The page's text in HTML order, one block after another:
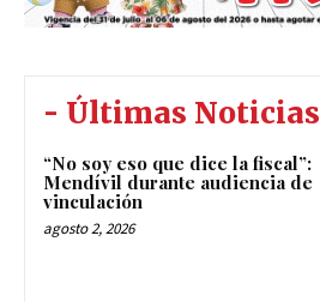
- Últimas Noticias
“No soy eso que dice la fiscal”:
Mendívil durante audiencia de
vinculación
agosto 2, 2026